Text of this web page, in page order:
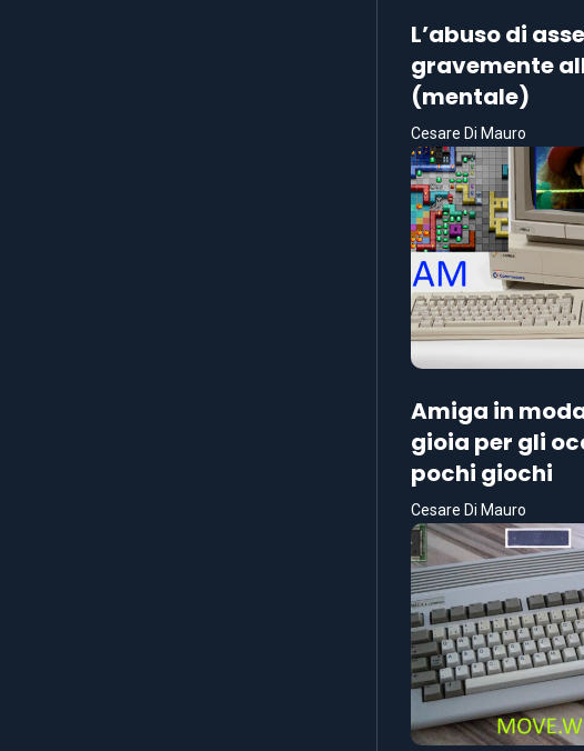
L’abuso di
gravemente
(mentale)
Cesare Di Mauro
Amiga in
gioia per gli
pochi giochi
Cesare Di Mauro